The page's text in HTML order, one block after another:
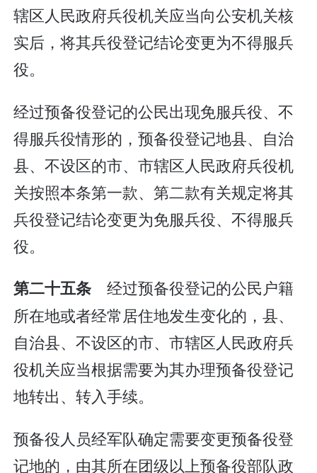
辖区人民政府兵役机关应当向公安机关核
实后，将其兵役登记结论变更为不得服兵
役。
经过预备役登记的公民出现免服兵役、不
得服兵役情形的，预备役登记地县、自治
县、不设区的市、市辖区人民政府兵役机
关按照本条第一款、第二款有关规定将其
兵役登记结论变更为免服兵役、不得服兵
役。
第二十五条经过预备役登记的公民户籍
所在地或者经常居住地发生变化的，县、
自治县、不设区的市、市辖区人民政府兵
役机关应当根据需要为其办理预备役登记
地转出、转入手续。
预备役人员经军队确定需要变更预备役登
记地的，由其所在团级以上预备役部队政